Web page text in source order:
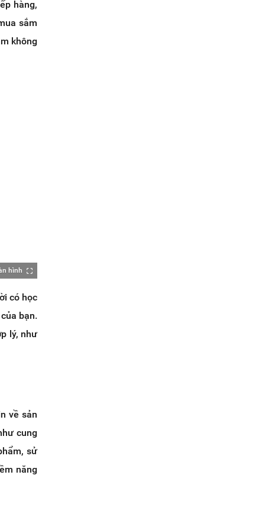
hàng,
sắm
không
hình
có học
bạn.
lý, như
về sản
cung
sử
năng